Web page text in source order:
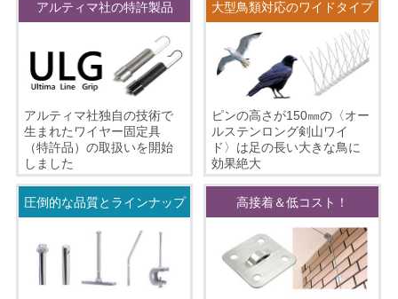
アルティマ社の特許製品
アルティマ社独自の技術で
生まれたワイヤー固定具
（特許品）の取扱いを開始
しました
大型鳥類対応のワイドタイプ
ピンの高さが150㎜の〈オー
ルステンロング剣山ワイ
ド〉は足の長い大きな鳥に
効果絶大
圧倒的な品質とラインナップ 高接着＆低コスト！